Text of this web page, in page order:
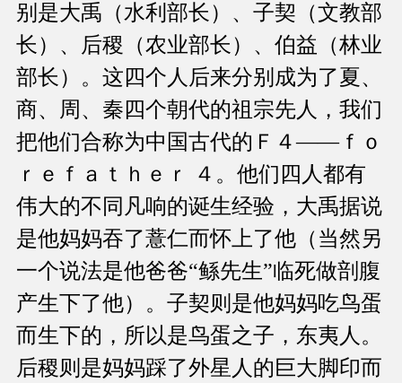
别是大禹（水利部长）、子契（文教部
长）、后稷（农业部长）、伯益（林业
部长）。这四个人后来分别成为了夏、
商、周、秦四个朝代的祖宗先人，我们
把他们合称为中国古代的Ｆ４——ｆｏ
ｒｅｆａｔｈｅｒ ４。他们四人都有
伟大的不同凡响的诞生经验，大禹据说
是他妈妈吞了薏仁而怀上了他（当然另
一个说法是他爸爸“鲧先生”临死做剖腹
产生下了他）。子契则是他妈妈吃鸟蛋
而生下的，所以是鸟蛋之子，东夷人。
后稷则是妈妈踩了外星人的巨大脚印而